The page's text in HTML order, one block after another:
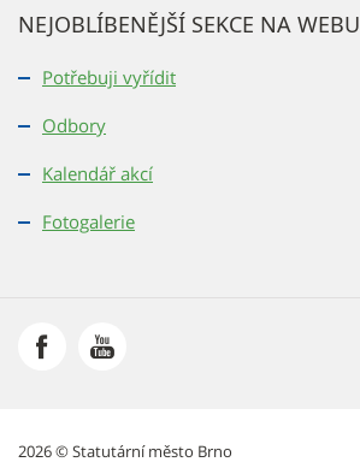
NEJOBLÍBENĚJŠÍ SEKCE NA WEBU
Potřebuji vyřídit
Odbory
Kalendář akcí
Fotogalerie
2026 © Statutární město Brno